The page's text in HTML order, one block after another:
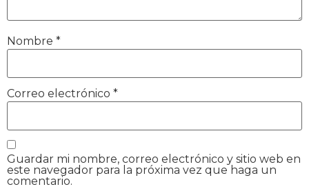
Nombre *
Correo electrónico *
Guardar mi nombre, correo electrónico y sitio web en
este navegador para la próxima vez que haga un
comentario.